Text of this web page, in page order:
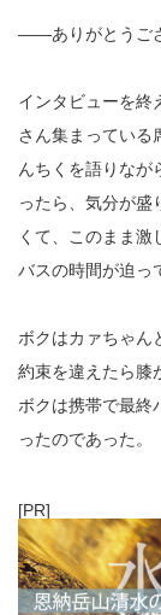
――ありがとうご
インタビューを終
さん集まっている
んちくを語りなが
ったら、気分が盛
くて、このまま激
バスの時間が迫っ
ボクはカァちゃん
約束を違えたら膝
ボクは携帯で最終
ったのであった。
[PR]